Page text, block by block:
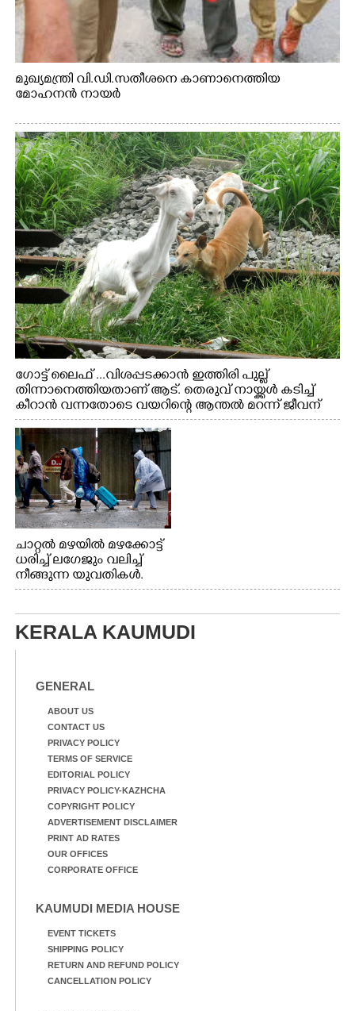
മുഖ്യമന്ത്രി വി.ഡി.സതീശനെ കാണാനെത്തിയ
മോഹനൻ നായർ
ഗോട്ട് ലൈഫ് ...വിശപ്പടക്കാൻ ഇത്തിരി പുല്ല്
തിന്നാനെത്തിയതാണ് ആട്. തെരുവ് നായ്ക്കൾ കടിച്ച്
കീറാൻ വന്നതോടെ വയറിന്റെ ആന്തൽ മറന്ന് ജീവന്
വേണ്ടിയായി ഓട്ടം. എറണാകുളം വാത്തുരുത്തിയിൽ
നിന്നുള്ള കാഴ്ച
ചാറ്റൽ മഴയിൽ മഴക്കോട്ട്
ധരിച്ച് ലഗേജും വലിച്ച്
നീങ്ങുന്ന യുവതികൾ.
എറണാകുളം മേനകയിൽ
KERALA KAUMUDI
GENERAL
ABOUT US
CONTACT US
PRIVACY POLICY
TERMS OF SERVICE
EDITORIAL POLICY
PRIVACY POLICY-KAZHCHA
COPYRIGHT POLICY
ADVERTISEMENT DISCLAIMER
PRINT AD RATES
OUR OFFICES
CORPORATE OFFICE
KAUMUDI MEDIA HOUSE
EVENT TICKETS
SHIPPING POLICY
RETURN AND REFUND POLICY
CANCELLATION POLICY